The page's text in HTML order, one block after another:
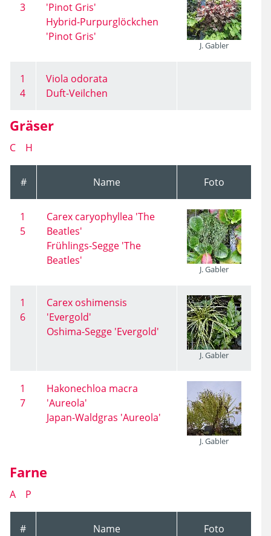
3
'Pinot Gris'
Hybrid-Purpurglöckchen
'Pinot Gris'
J. Gabler
1
4
Viola odorata
Duft-Veilchen
Gräser
C H
# Name Foto
1
5
Carex caryophyllea 'The
Beatles'
Frühlings-Segge 'The
Beatles'
J. Gabler
1
6
Carex oshimensis
'Evergold'
Oshima-Segge 'Evergold'
J. Gabler
1
7
Hakonechloa macra
'Aureola'
Japan-Waldgras 'Aureola'
J. Gabler
Farne
A P
# Name Foto